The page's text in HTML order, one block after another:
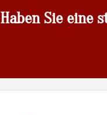
Haben Sie eine